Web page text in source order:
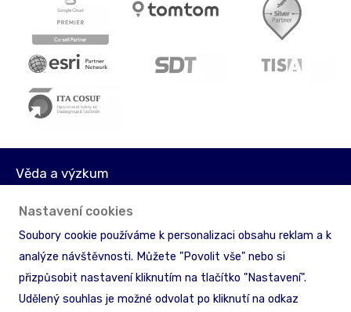
Věda a výzkum
Akcionáři
Licenční podmínky
Ochrana informací
Zpětný odběr & recyklace
Nastavení cookies
Soubory cookie používáme k personalizaci obsahu reklam a k
analýze návštěvnosti. Můžete "Povolit vše" nebo si
přizpůsobit nastavení kliknutím na tlačítko "Nastavení".
Udělený souhlas je možné odvolat po kliknutí na odkaz